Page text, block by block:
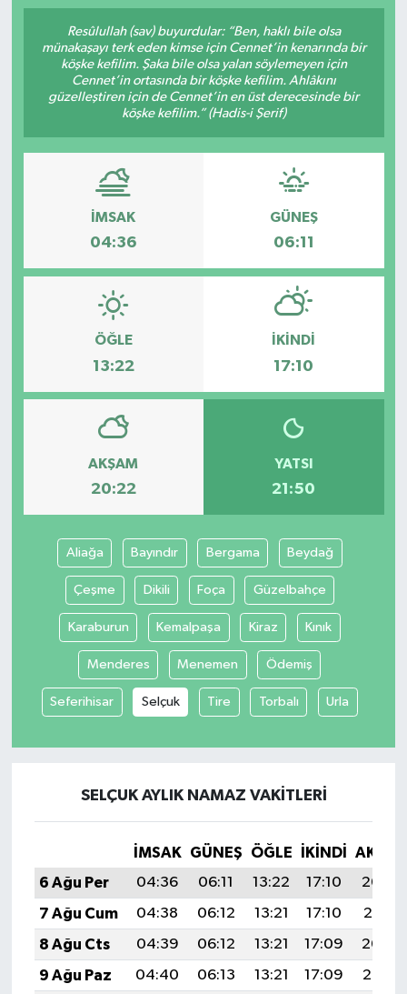
Resûlullah (sav) buyurdular: “Ben, haklı bile olsa
münakaşayı terk eden kimse için Cennet’in kenarında bir
köşke kefilim. Şaka bile olsa yalan söylemeyen için
Cennet’in ortasında bir köşke kefilim. Ahlâkını
güzelleştiren için de Cennet’in en üst derecesinde bir
köşke kefilim.” (Hadis-i Şerif)
İMSAK
04:36
GÜNEŞ
06:11
ÖĞLE
13:22
İKINDI
17:10
AKŞAM
20:22
YATSI
21:50
Aliağa Bayındır Bergama Beydağ
Çeşme Dikili Foça Güzelbahçe
Karaburun Kemalpaşa Kiraz Kınık
Menderes Menemen Ödemiş
Seferihisar Selçuk Tire Torbalı Urla
SELÇUK AYLIK NAMAZ VAKITLERI
İMSAK GÜNEŞ ÖĞLE İKINDI
6 Ağu Per
04:36 06:11 13:22 17:10
20:22
7 Ağu Cum
04:38 06:12 13:21 17:10
20:21
8 Ağu Cts
04:39 06:12 13:21 17:09
20:20
9 Ağu Paz
04:40 06:13 13:21 17:09
20:19